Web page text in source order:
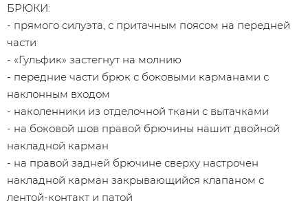
БРЮКИ:
- прямого силуэта, с притачным поясом на передней
части
- «Гульфик» застегнут на молнию
- передние части брюк с боковыми карманами с
наклонным входом
- наколенники из отделочной ткани с вытачками
- на боковой шов правой брючины нашит двойной
накладной карман
- на правой задней брючине сверху настрочен
накладной карман закрывающийся клапаном с
лентой-контакт и патой